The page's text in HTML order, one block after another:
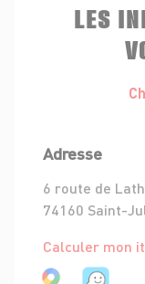
LES
Adresse
6 route de
74160 Saint-
Calculer mon